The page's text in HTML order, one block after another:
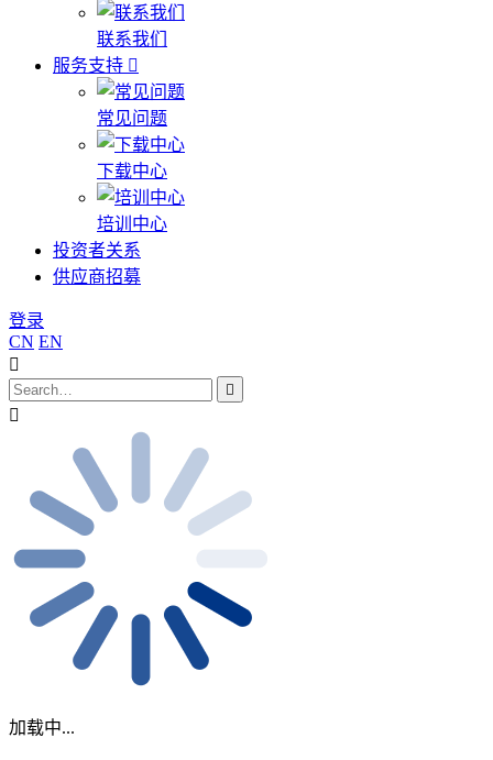
联系我们
服务支持
常见问题
下载中心
培训中心
投资者关系
供应商招募
登录
CN EN
加载中...